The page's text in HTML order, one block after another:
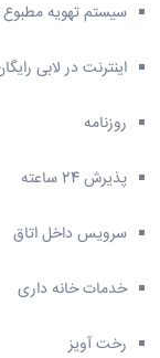
سیستم تهویه مطبوع
اینترنت در لابی
روزنامه
پذیرش 24 ساعته
سرویس داخل اتاق
خدمات خانه داری
رخت آویز